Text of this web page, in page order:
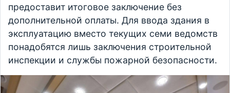
предоставит итоговое заключение без
дополнительной оплаты. Для ввода здания в
эксплуатацию вместо текущих семи ведомств
понадобятся лишь заключения строительной
инспекции и службы пожарной безопасности.